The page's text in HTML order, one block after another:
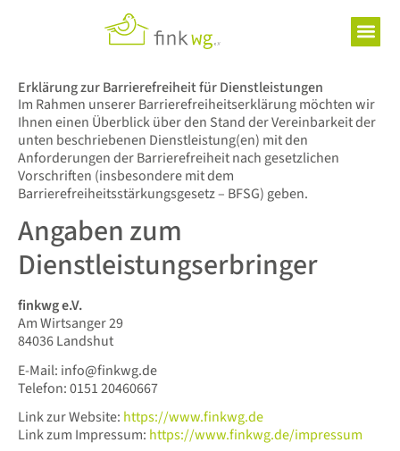
Erklärung zur Barrierefreiheit für Dienstleistungen
Im Rahmen unserer Barrierefreiheitserklärung möchten wir
Ihnen einen Überblick über den Stand der Vereinbarkeit der
unten beschriebenen Dienstleistung(en) mit den
Anforderungen der Barrierefreiheit nach gesetzlichen
Vorschriften (insbesondere mit dem
Barrierefreiheitsstärkungsgesetz – BFSG) geben.
Angaben zum
Dienstleistungserbringer
finkwg e.V.
Am Wirtsanger 29
84036 Landshut
E-Mail: info@finkwg.de
Telefon: 0151 20460667
Link zur Website: https://www.finkwg.de
Link zum Impressum: https://www.finkwg.de/impressum